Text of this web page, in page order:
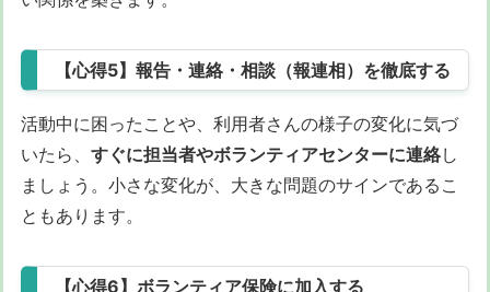
【心得5】報告・連絡・相談（報連相）を徹底する
活動中に困ったことや、利用者さんの様子の変化に気づ
いたら、 すぐに担当者やボランティアセンターに連絡し
ましょう。小さな変化が、大きな問題のサインであるこ
ともあります。
【心得6】ボランティア保険に加入する